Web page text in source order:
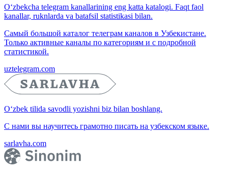
O‘zbekcha telegram kanallarining eng katta katalogi. Faqt faol
kanallar, ruknlarda va batafsil statistikasi bilan.
Самый большой каталог телеграм каналов в Узбекистане.
Только активные каналы по категориям и с подробной
статистикой.
uztelegram.com
O‘zbek tilida savodli yozishni biz bilan boshlang.
С нами вы научитесь грамотно писать на узбекском языке.
sarlavha.com